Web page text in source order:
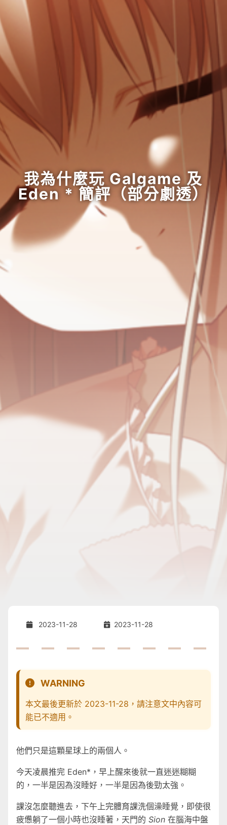
我為什麼玩 Galgame 及
Eden * 簡評（部分劇透）
2023-11-28 2023-11-28
WARNING
本文最後更新於 2023-11-28，請注意文中內容可
能已不適用。
他們只是這顆星球上的兩個人。
今天凌晨推完 Eden*，早上醒來後就一直迷迷糊糊
的，一半是因為沒睡好，一半是因為後勁太強。
課沒怎麼聽進去，下午上完體育課洗個澡睡覺，即使很
疲憊躺了一個小時也沒睡著，天門的 Sion 在腦海中盤